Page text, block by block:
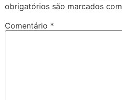
obrigatórios são marcados com
Comentário *